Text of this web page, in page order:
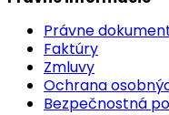
Právne
Faktúry
Zmluvy
Ochrana
Bezpečnostná